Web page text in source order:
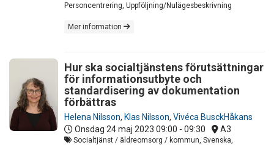
Personcentrering, Uppföljning/Nulägesbeskrivning
Mer information
Hur ska socialtjänstens förutsättningar
för informationsutbyte och
standardisering av dokumentation
förbättras
Helena Nilsson, Klas Nilsson, Vivéca BusckHåkans
Onsdag 24 maj 2023 09:00 - 09:30 A3
Socialtjänst / äldreomsorg / kommun, Svenska,